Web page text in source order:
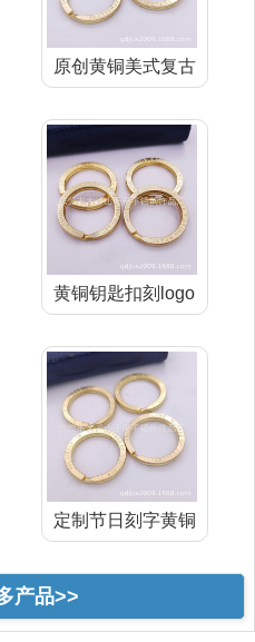
原创黄铜美式复古
黄铜钥匙扣刻logo
定制节日刻字黄铜
产品>>